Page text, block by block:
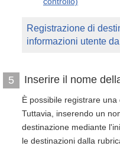
Registrazione di
informazioni utente
5 Inserire il nome
È possibile registrare
Tuttavia, inserendo un
destinazione mediante
le destinazioni dalla